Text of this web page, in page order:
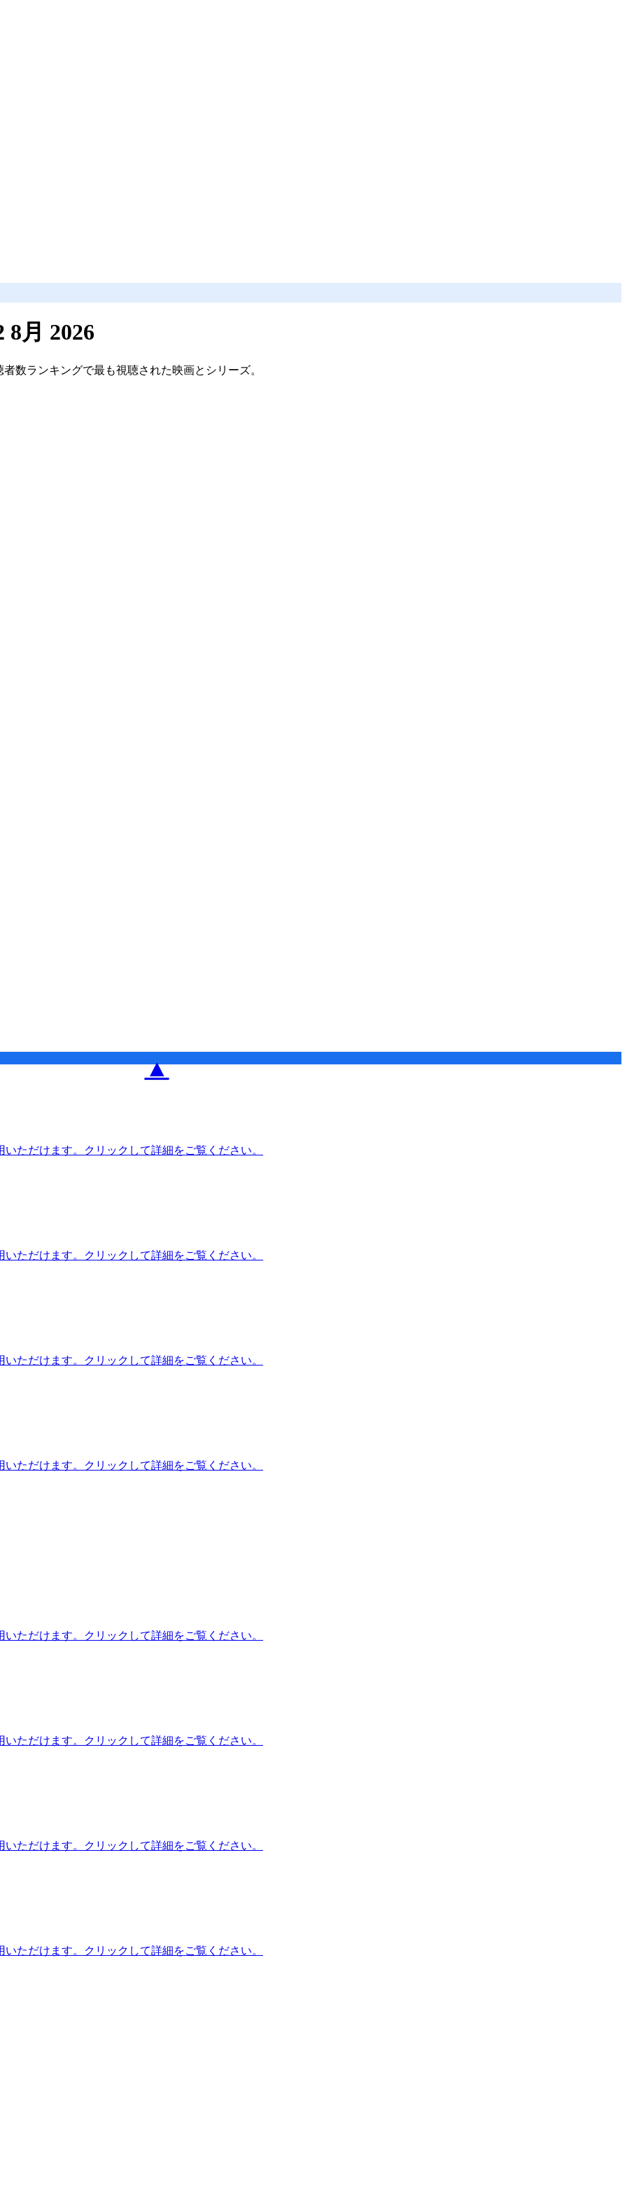
8月 2026
数ランキングで最も視聴された映画とシリーズ。
▲
ただけます。クリックして詳細をご覧ください。
ただけます。クリックして詳細をご覧ください。
ただけます。クリックして詳細をご覧ください。
ただけます。クリックして詳細をご覧ください。
ただけます。クリックして詳細をご覧ください。
ただけます。クリックして詳細をご覧ください。
ただけます。クリックして詳細をご覧ください。
ただけます。クリックして詳細をご覧ください。